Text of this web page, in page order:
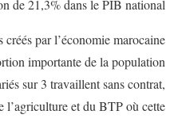
de 21,3% dans le PIB national.
par l’économie marocaine
importante de la population
sur 3 travaillent sans contrat,
l’agriculture et du BTP où cette